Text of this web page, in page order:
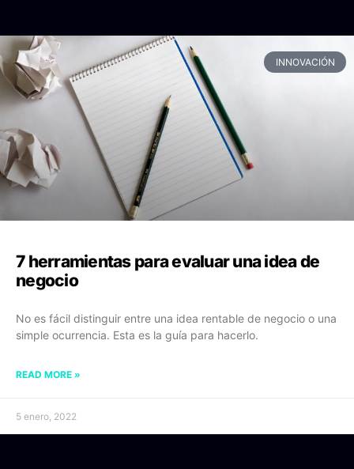
INNOVACIÓN
7 herramientas para evaluar una idea de
negocio
No es fácil distinguir entre una idea rentable de negocio o una
simple ocurrencia. Esta es la guía para hacerlo.
READ MORE »
5 enero, 2022